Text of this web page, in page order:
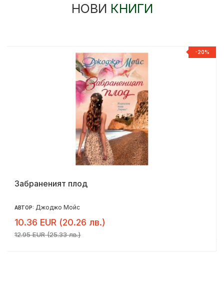
НОВИ КНИГИ
-20%
Забраненият плод
АВТОР: Джоджо Мойс
10.36 EUR (20.26 лв.)
12.95 EUR (25.33 лв.)